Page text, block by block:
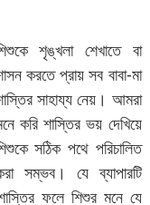
শৃঙ্খলা শেখাতে বা
করতে প্রায় সব বাবা-মা
সাহায্য নেয়। আমরা
করি শাস্তির ভয় দেখিয়ে
সঠিক পথে পরিচালিত
সম্ভব। যে ব্যাপারটি
ফলে শিশুর মনে যে